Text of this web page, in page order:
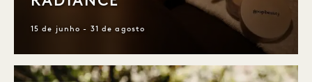
15 de junho - 31 de agosto